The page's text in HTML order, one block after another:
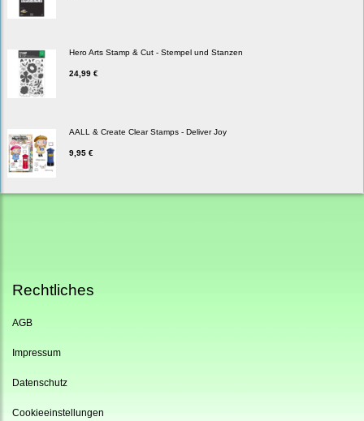
Hero Arts Stamp & Cut - Stempel und Stanzen
24,99 €
AALL & Create Clear Stamps - Deliver Joy
9,95 €
Rechtliches
AGB
Impressum
Datenschutz
Cookieeinstellungen